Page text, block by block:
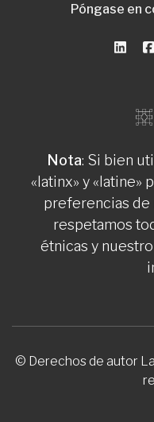
Nota: Si bien
«latinx» y «latine»
preferencias de
respetamos
étnicas y
Póngase en
© Derechos de autor